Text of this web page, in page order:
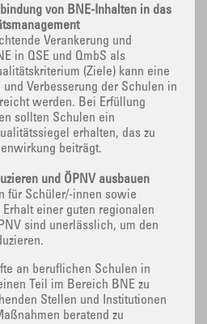
von BNE-Inhalten in das
Verankerung und
in QSE und QmbS als
(Ziele) kann eine
und Verbesserung der Schulen in
werden. Bei Erfüllung
sollten Schulen ein
erhalten, das zu
beiträgt.
und ÖPNV ausbauen
für Schüler/-innen sowie
Erhalt einer guten regionalen
sind unerlässlich, um den
an beruflichen Schulen in
Teil im Bereich BNE zu
Stellen und Institutionen
beratend zu